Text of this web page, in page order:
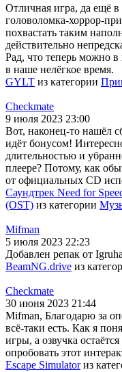
Отличная игра, да ещё в
головоломка-хоррор-
похвастать таким
действительно
Рад, что теперь можно
в наше нелёгкое время.
GYLT из категории
Checkmate
9 июля 2023 23:00
Вот, наконец-то нашёл
идёт бонусом!
длительностью и
плеере? Потому, как
от официальных CD
Саундтрек Need for
(OST) из категории
Mifman
5 июля 2023 22:23
Добавлен репак от
BeamNG.drive из
Checkmate
30 июня 2023 21:44
Mifman, Благодарю за
всё-таки есть. Как я
игры, а озвучка
опробовать этот
Escape Simulatorиз